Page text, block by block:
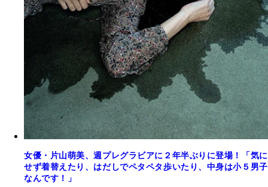
女優・片山萌美、週プレグラビアに２年半ぶりに登場！「気に
せず着替えたり、はだしでペタペタ歩いたり、中身は小５男子
なんです！」